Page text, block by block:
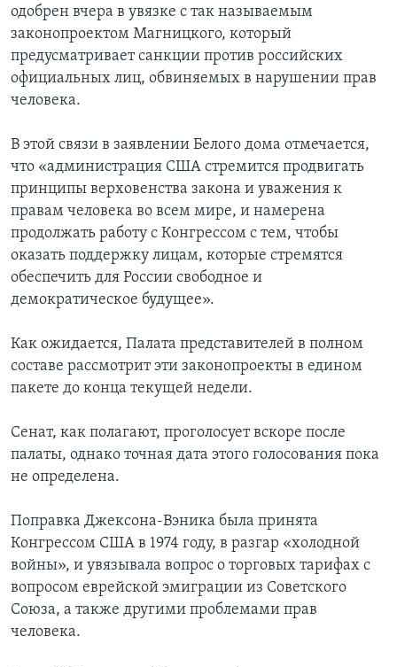
одобрен вчера в увязке с так называемым
законопроектом Магницкого, который
предусматривает санкции против российских
официальных лиц, обвиняемых в нарушении прав
человека.
В этой связи в заявлении Белого дома отмечается,
что «администрация США стремится продвигать
принципы верховенства закона и уважения к
правам человека во всем мире, и намерена
продолжать работу с Конгрессом с тем, чтобы
оказать поддержку лицам, которые стремятся
обеспечить для России свободное и
демократическое будущее».
Как ожидается, Палата представителей в полном
составе рассмотрит эти законопроекты в едином
пакете до конца текущей недели.
Сенат, как полагают, проголосует вскоре после
палаты, однако точная дата этого голосования пока
не определена.
Поправка Джексона-Вэника была принята
Конгрессом США в 1974 году, в разгар «холодной
войны», и увязывала вопрос о торговых тарифах с
вопросом еврейской эмиграции из Советского
Союза, а также другими проблемами прав
человека.